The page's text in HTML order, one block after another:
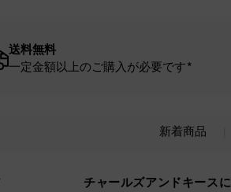
送料無料
一定金額以上のご購入が必要です*
新着商品
チャールズアンドキースに